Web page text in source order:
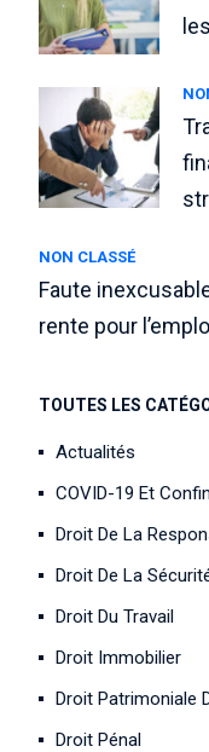
NON CLASSÉ
Faute
rente pour
TOUTES LES
Actualités
COVID-19 Et
Droit De La
Droit De La
Droit Du Travail
Droit Immobilier
Droit Patrimoniale
Droit Pénal